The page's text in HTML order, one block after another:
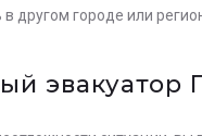
другом городе или
эвакуатор